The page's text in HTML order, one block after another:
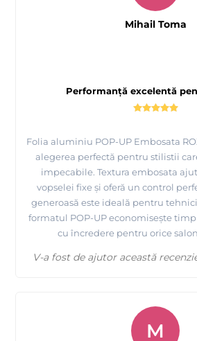
Performanță excelentă
Folia aluminiu POP-UP Embosata
alegerea perfectă pentru stilistii
impecabile. Textura embosata
vopselei fixe și oferă un control
generoasă este ideală pentru
formatul POP-UP economisește
cu încredere pentru orice
Mihail Toma
V-a fost de ajutor această
M